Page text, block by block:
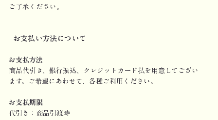
ご了承ください。
お支払い方法について
お支払方法
商品代引き、銀行振込、クレジットカード払を用意してござい
ます。ご希望にあわせて、各種ご利用ください。
お支払期限
代引き：商品引渡時